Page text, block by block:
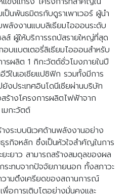
ป็นพันธมิตรกับดูราเพาเวอร์ ผู้นำ
พลังงานแบบลิเธียมไอออนระดับ
ลส์ ผู้ให้บริการรถบัสรายใหญ่ที่สุด
อบแบตเตอรี่ลิเธียมไอออนสำหรับ
รผลิต 1 กิกะวัตต์ชั่วโมงภายในปี
ในเอเชียแปซิฟิก รวมทั้งมีการ
งประเทศอินโดนีเซียผ่านบริษัท
ร้างโครงการผลิตไฟฟ้าจาก
มกะวัตต์
างระบบนิเวศด้านพลังงานอย่าง
กิจหลัก ซึ่งเป็นหัวใจสำคัญในการ
ะยาว สามารถสร้างสมดุลของผล
ระทบจากปัจจัยภายนอก ทั้งสภาวะ
วามตึงเครียดของสถานการณ์
พื่อการเติบโตอย่างมั่นคงและ